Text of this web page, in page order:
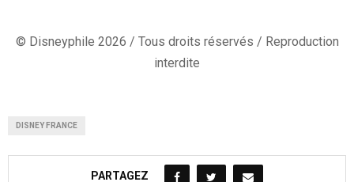
© Disneyphile 2026 / Tous droits réservés / Reproduction
interdite
DISNEY FRANCE
PARTAGEZ